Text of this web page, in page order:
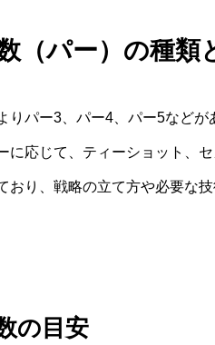
（パー）の種類
りパー3、パー4、パー5など
に応じて、ティーショット、
おり、戦略の立て方や必要な
の目安